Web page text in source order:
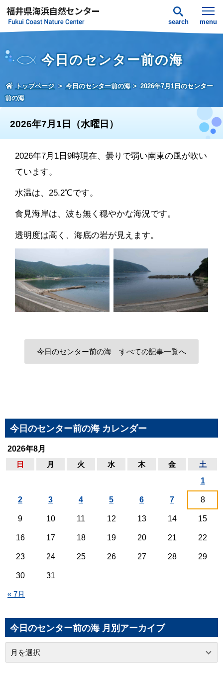
search menu
今日のセンター前の海
トップページ 今日のセンター前の海
2026年7月1日のセンター
前の海
2026年7月1日（水曜日）
2026年7月1日9時現在、曇りで弱い南東の風が吹い
ています。
水温は、25.2℃です。
食見海岸は、波も無く穏やかな海況です。
透明度は高く、海底の岩が見えます。
今日のセンター前の海 すべての記事一覧へ
今日のセンター前の海 カレンダー
2026年8月
日
月 火 水 木 金 土
« 7月
1
2 3 4 5 6 7 8
9 10 11 12 13 14 15
16 17 18 19 20 21 22
23 24 25 26 27 28 29
30 31
今日のセンター前の海 月別アーカイブ